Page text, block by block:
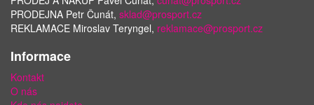
PRODEJNA Petr Čunát, sklad@prosport.cz
REKLAMACE Miroslav Teryngel, reklamace@prosport.cz
Informace
Kontakt
O nás